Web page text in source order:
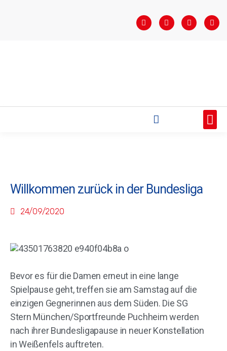
Willkommen zurück in der Bundesliga
24/09/2020
Bevor es für die Damen erneut in eine lange
Spielpause geht, treffen sie am Samstag auf die
einzigen Gegnerinnen aus dem Süden. Die SG
Stern München/Sportfreunde Puchheim werden
nach ihrer Bundesligapause in neuer Konstellation
in Weißenfels auftreten.